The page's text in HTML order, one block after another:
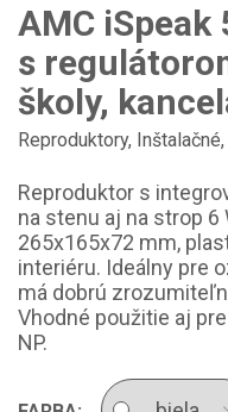
AMC
s
školy,
Reproduktory, Inštalačné,
Reproduktor s
na stenu aj na strop 6
265x165x72 mm,
interiéru. Ideálny pre
má dobrú
Vhodné použitie aj
NP.